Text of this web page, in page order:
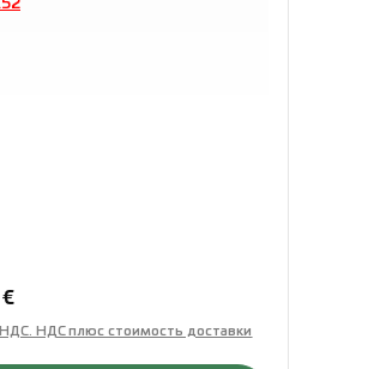
НДС плюс стоимость доставки